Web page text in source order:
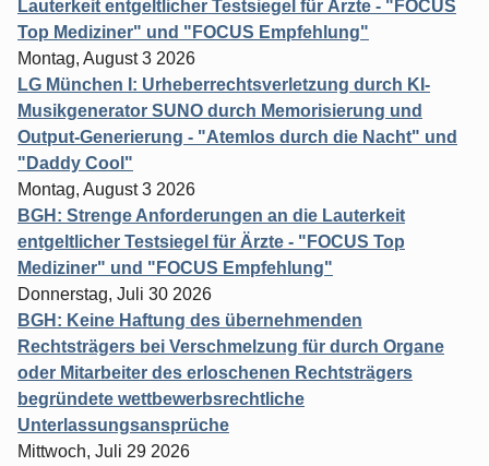
Lauterkeit entgeltlicher Testsiegel für Ärzte - "FOCUS
Top Mediziner" und "FOCUS Empfehlung"
Montag, August 3 2026
LG München I: Urheberrechtsverletzung durch KI-
Musikgenerator SUNO durch Memorisierung und
Output-Generierung - "Atemlos durch die Nacht" und
"Daddy Cool"
Montag, August 3 2026
BGH: Strenge Anforderungen an die Lauterkeit
entgeltlicher Testsiegel für Ärzte - "FOCUS Top
Mediziner" und "FOCUS Empfehlung"
Donnerstag, Juli 30 2026
BGH: Keine Haftung des übernehmenden
Rechtsträgers bei Verschmelzung für durch Organe
oder Mitarbeiter des erloschenen Rechtsträgers
begründete wettbewerbsrechtliche
Unterlassungsansprüche
Mittwoch, Juli 29 2026